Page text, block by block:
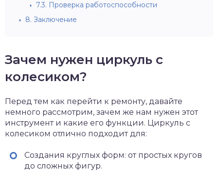
7.3. Проверка работоспособности
8. Заключение
Зачем нужен циркуль с
колесиком?
Перед тем как перейти к ремонту, давайте
немного рассмотрим, зачем же нам нужен этот
инструмент и какие его функции. Циркуль с
колесиком отлично подходит для:
Создания круглых форм: от простых кругов
до сложных фигур.